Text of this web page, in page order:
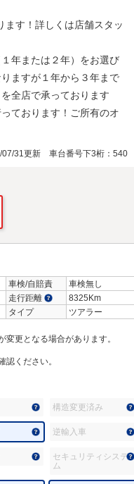
ます！詳しくは店舗スタッ
年または２年）をお選び
ますが１年から３年まで
全店で承っております
ております！ご所有のオ
07/31更新 車台番号下3桁：540
車検/自賠責
車検無し
走行距離
8325Km
タイプ ツアラー
更となる場合があります。
ください。
構造変更済み
逆輸入車
セキュリティシステ
ム